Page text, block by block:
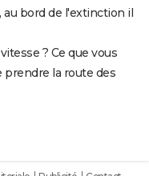
bord de l'extinction il
? Ce que vous
prendre la route des